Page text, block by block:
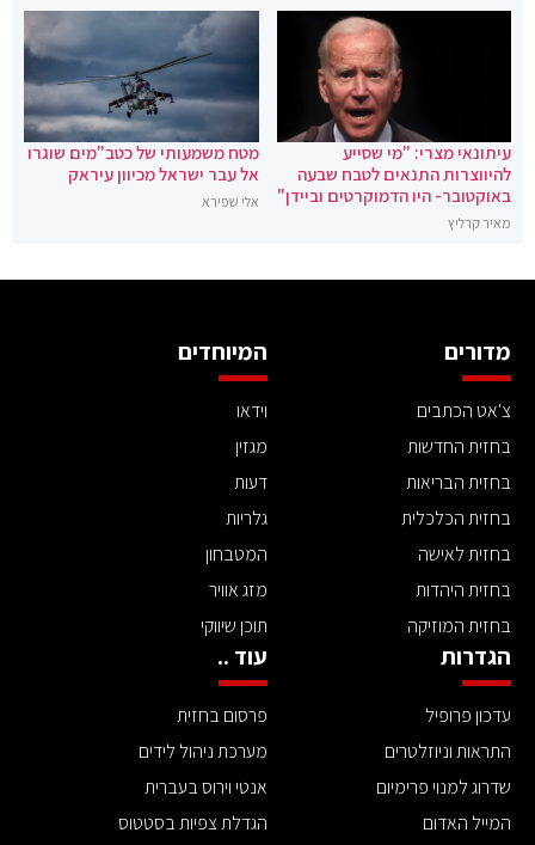
עיתונאי מצרי: "מי שסייע
להיווצרות התנאים לטבח שבעה
באוקטובר- היו הדמוקרטים וביידן"
מאיר קרליץ
מטח משמעותי של כטב"מים שוגרו
אל עבר ישראל מכיוון עיראק
אלי שפירא
מדורים
צ'אט הכתבים
בחזית החדשות
בחזית הבריאות
בחזית הכלכלית
בחזית לאישה
בחזית היהדות
בחזית המוזיקה
המיוחדים
וידאו
מגזין
דעות
גלריות
המטבחון
מזג אוויר
תוכן שיווקי
הגדרות
עדכון פרופיל
התראות וניוזלטרים
שדרוג למנוי פרימיום
המייל האדום
עוד ..
פרסום בחזית
מערכת ניהול לידים
אנטי וירוס בעברית
הגדלת צפיות בסטטוס